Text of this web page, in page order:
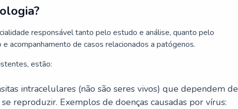
responsável tanto pelo estudo e análise, quanto pelo
acompanhamento de casos relacionados a patógenos.
estão:
intracelulares (não são seres vivos) que dependem de
reproduzir. Exemplos de doenças causadas por vírus: